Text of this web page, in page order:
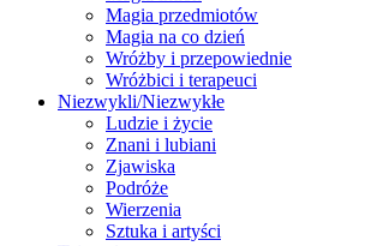
Magia przedmiotów
Magia na co dzień
Wróżby i przepowiednie
Wróżbici i terapeuci
Niezwykli/Niezwykłe
Ludzie i życie
Znani i lubiani
Zjawiska
Podróże
Wierzenia
Sztuka i artyści